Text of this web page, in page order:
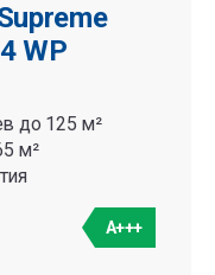
WP
до 125 м²
м²
A+++